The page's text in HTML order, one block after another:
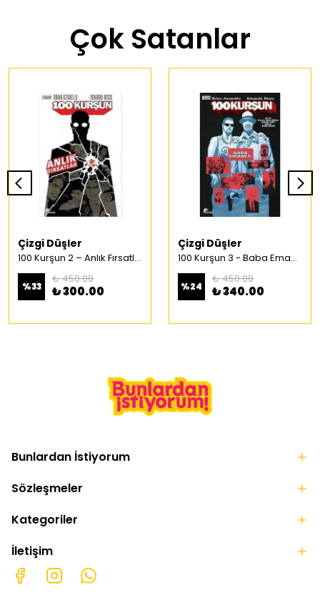
Çok Satanlar
Çizgi Düşler
100 Kurşun 2 – Anlık Fırsatlar Türkçe Çizgi Roman
%33
₺ 450.00
₺ 300.00
Çizgi Düşler
100 Kurşun 3 - Baba Emaneti Türkçe Çizgi Roman
%24
₺ 450.00
₺ 340.00
Bunlardan İstiyorum
Sözleşmeler
Kategoriler
İletişim